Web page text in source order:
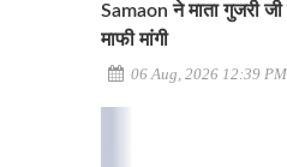
Samaon ने माता गुजरी जी
माफी मांगी
06 Aug, 2026 12:39 PM